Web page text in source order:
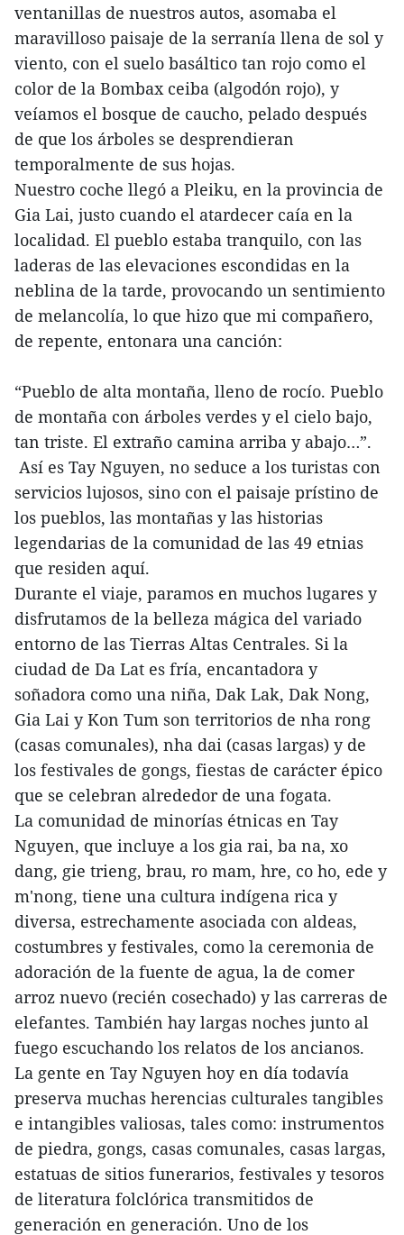
ventanillas de nuestros autos, asomaba el
maravilloso paisaje de la serranía llena de sol y
viento, con el suelo basáltico tan rojo como el
color de la Bombax ceiba (algodón rojo), y
veíamos el bosque de caucho, pelado después
de que los árboles se desprendieran
temporalmente de sus hojas.
Nuestro coche llegó a Pleiku, en la provincia de
Gia Lai, justo cuando el atardecer caía en la
localidad. El pueblo estaba tranquilo, con las
laderas de las elevaciones escondidas en la
neblina de la tarde, provocando un sentimiento
de melancolía, lo que hizo que mi compañero,
de repente, entonara una canción:
“Pueblo de alta montaña, lleno de rocío. Pueblo
de montaña con árboles verdes y el cielo bajo,
tan triste. El extraño camina arriba y abajo…”.
Así es Tay Nguyen, no seduce a los turistas con
servicios lujosos, sino con el paisaje prístino de
los pueblos, las montañas y las historias
legendarias de la comunidad de las 49 etnias
que residen aquí.
Durante el viaje, paramos en muchos lugares y
disfrutamos de la belleza mágica del variado
entorno de las Tierras Altas Centrales. Si la
ciudad de Da Lat es fría, encantadora y
soñadora como una niña, Dak Lak, Dak Nong,
Gia Lai y Kon Tum son territorios de nha rong
(casas comunales), nha dai (casas largas) y de
los festivales de gongs, fiestas de carácter épico
que se celebran alrededor de una fogata.
La comunidad de minorías étnicas en Tay
Nguyen, que incluye a los gia rai, ba na, xo
dang, gie trieng, brau, ro mam, hre, co ho, ede y
m'nong, tiene una cultura indígena rica y
diversa, estrechamente asociada con aldeas,
costumbres y festivales, como la ceremonia de
adoración de la fuente de agua, la de comer
arroz nuevo (recién cosechado) y las carreras de
elefantes. También hay largas noches junto al
fuego escuchando los relatos de los ancianos.
La gente en Tay Nguyen hoy en día todavía
preserva muchas herencias culturales tangibles
e intangibles valiosas, tales como: instrumentos
de piedra, gongs, casas comunales, casas largas,
estatuas de sitios funerarios, festivales y tesoros
de literatura folclórica transmitidos de
generación en generación. Uno de los